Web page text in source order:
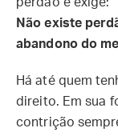
Não existe
abandono do
Há até quem
direito. Em sua
contrição